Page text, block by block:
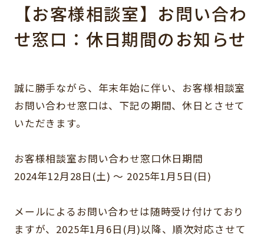
【お客様相談室】お問い合わ
せ窓口：休日期間のお知らせ
誠に勝手ながら、年末年始に伴い、お客様相談室
お問い合わせ窓口は、下記の期間、休日とさせて
いただきます。
お客様相談室お問い合わせ窓口休日期間
2024年12月28日(土) 〜 2025年1月5日(日)
メールによるお問い合わせは随時受け付けており
ますが、2025年1月6日(月)以降、順次対応させて